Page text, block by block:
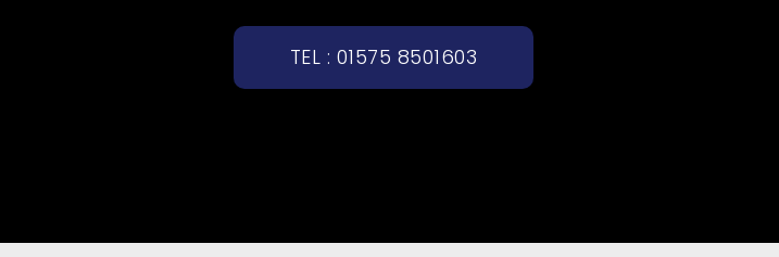
TEL : 01575 8501603